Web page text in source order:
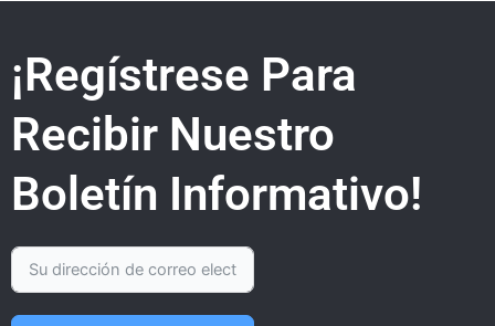
¡Regístrese Para
Recibir Nuestro
Boletín Informativo!